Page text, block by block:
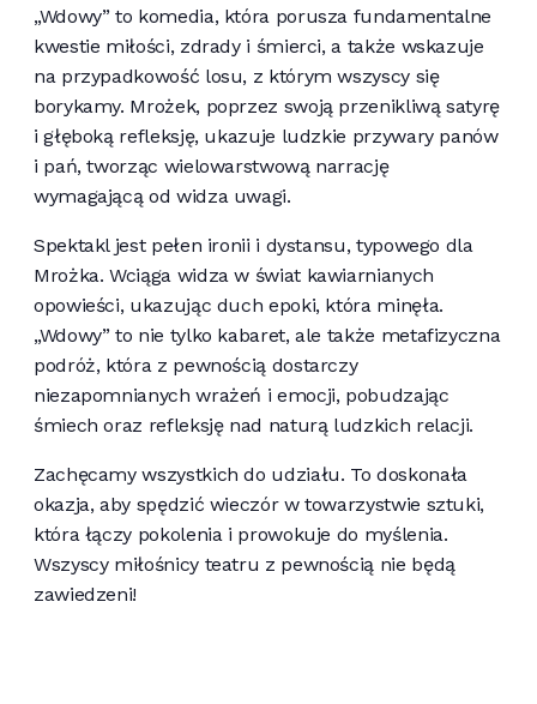
„Wdowy” to komedia, która porusza fundamentalne
kwestie miłości, zdrady i śmierci, a także wskazuje
na przypadkowość losu, z którym wszyscy się
borykamy. Mrożek, poprzez swoją przenikliwą satyrę
i głęboką refleksję, ukazuje ludzkie przywary panów
i pań, tworząc wielowarstwową narrację
wymagającą od widza uwagi.
Spektakl jest pełen ironii i dystansu, typowego dla
Mrożka. Wciąga widza w świat kawiarnianych
opowieści, ukazując duch epoki, która minęła.
„Wdowy” to nie tylko kabaret, ale także metafizyczna
podróż, która z pewnością dostarczy
niezapomnianych wrażeń i emocji, pobudzając
śmiech oraz refleksję nad naturą ludzkich relacji.
Zachęcamy wszystkich do udziału. To doskonała
okazja, aby spędzić wieczór w towarzystwie sztuki,
która łączy pokolenia i prowokuje do myślenia.
Wszyscy miłośnicy teatru z pewnością nie będą
zawiedzeni!